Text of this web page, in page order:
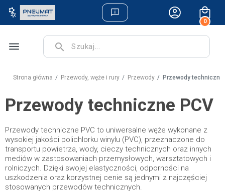
0
menu search
Strona główna Przewody, węże i rury Przewody Przewody techniczne
Przewody techniczne PCV
Przewody techniczne PVC to uniwersalne węże wykonane z
wysokiej jakości polichlorku winylu (PVC), przeznaczone do
transportu powietrza, wody, cieczy technicznych oraz innych
mediów w zastosowaniach przemysłowych, warsztatowych i
rolniczych. Dzięki swojej elastyczności, odporności na
uszkodzenia oraz korzystnej cenie są jednymi z najczęściej
stosowanych przewodów technicznych.